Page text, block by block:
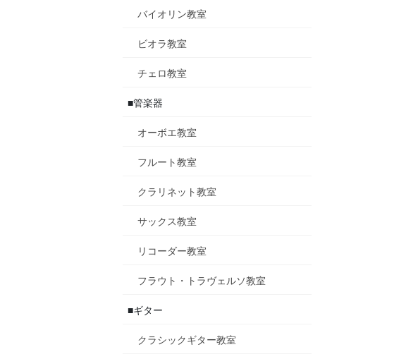
バイオリン教室
ビオラ教室
チェロ教室
■管楽器
オーボエ教室
フルート教室
クラリネット教室
サックス教室
リコーダー教室
フラウト・トラヴェルソ教室
■ギター
クラシックギター教室